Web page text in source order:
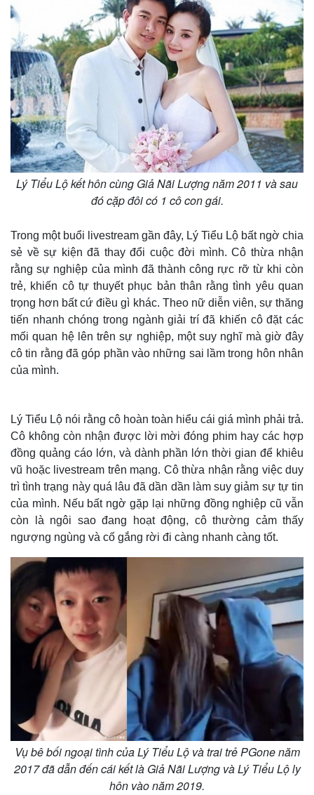
Thế giới
Quan sát
Cuộc sống đó đây
Hồ sơ
Video
Ảnh
E-Magazine
Infographic
Lý Tiểu Lộ kết hôn cùng Giả Nãi Lượng năm 2011 và sau
đó cặp đôi có 1 cô con gái.
Trong một buổi livestream gần đây, Lý Tiểu Lộ bất ngờ chia
sẻ về sự kiện đã thay đổi cuộc đời mình. Cô thừa nhận
rằng sự nghiệp của mình đã thành công rực rỡ từ khi còn
trẻ, khiến cô tự thuyết phục bản thân rằng tình yêu quan
trọng hơn bất cứ điều gì khác. Theo nữ diễn viên, sự thăng
tiến nhanh chóng trong ngành giải trí đã khiến cô đặt các
mối quan hệ lên trên sự nghiệp, một suy nghĩ mà giờ đây
cô tin rằng đã góp phần vào những sai lầm trong hôn nhân
của mình.
Lý Tiểu Lộ nói rằng cô hoàn toàn hiểu cái giá mình phải trả.
Cô không còn nhận được lời mời đóng phim hay các hợp
đồng quảng cáo lớn, và dành phần lớn thời gian để khiêu
vũ hoặc livestream trên mạng. Cô thừa nhận rằng việc duy
trì tình trạng này quá lâu đã dần dần làm suy giảm sự tự tin
của mình. Nếu bất ngờ gặp lại những đồng nghiệp cũ vẫn
còn là ngôi sao đang hoạt động, cô thường cảm thấy
ngượng ngùng và cố gắng rời đi càng nhanh càng tốt.
Vụ bê bối ngoại tình của Lý Tiểu Lộ và trai trẻ PGone năm
2017 đã dẫn đến cái kết là Giả Nãi Lượng và Lý Tiểu Lộ ly
hôn vào năm 2019.